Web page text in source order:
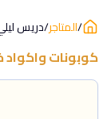
/المتاجر/دريس
كوبونات